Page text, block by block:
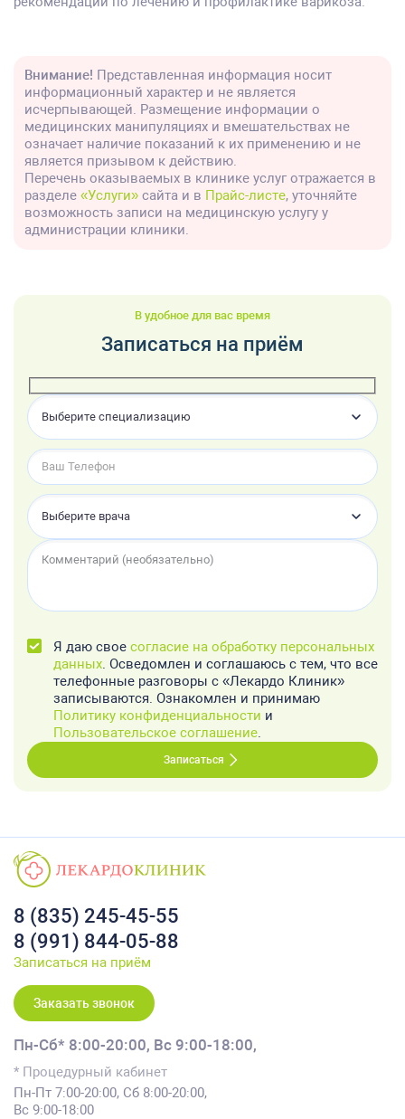
Внимание! Представленная информация носит
информационный характер и не является
исчерпывающей. Размещение информации о
медицинских манипуляциях и вмешательствах не
означает наличие показаний к их применению и не
является призывом к действию.
Перечень оказываемых в клинике услуг отражается в
разделе «Услуги» сайта и в Прайс-листе, уточняйте
возможность записи на медицинскую услугу у
администрации клиники.
В удобное для вас время
Записаться на приём
Выберите специализацию
Выберите врача
Я даю свое согласие на обработку персональных
данных. Осведомлен и соглашаюсь с тем, что все
телефонные разговоры с «Лекардо Клиник»
записываются. Ознакомлен и принимаю
Политику конфиденциальности и
Пользовательское соглашение.
Записаться
8 (835) 245-45-55
8 (991) 844-05-88
Записаться на приём
Заказать звонок
Пн-Сб* 8:00-20:00, Вс 9:00-18:00,
* Процедурный кабинет
Пн-Пт 7:00-20:00, Сб 8:00-20:00,
Вс 9:00-18:00